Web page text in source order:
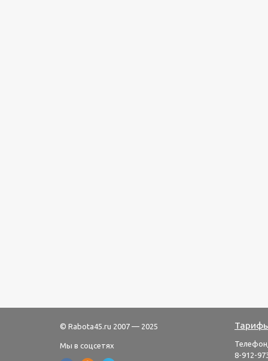
© Rabota45.ru 2007 — 2025
Мы в соцсетях
8-912-